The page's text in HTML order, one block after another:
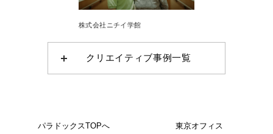
株式会社ニチイ学館
クリエイティブ事例一覧
パラドックスTOPへ 東京オフィス